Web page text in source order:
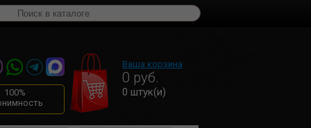
100%
Ваша корзина
0 руб.
0 штук(и)